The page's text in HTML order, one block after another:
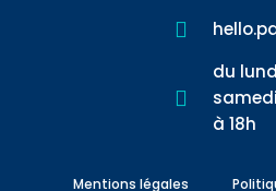
du
à 18h
Mentions légales